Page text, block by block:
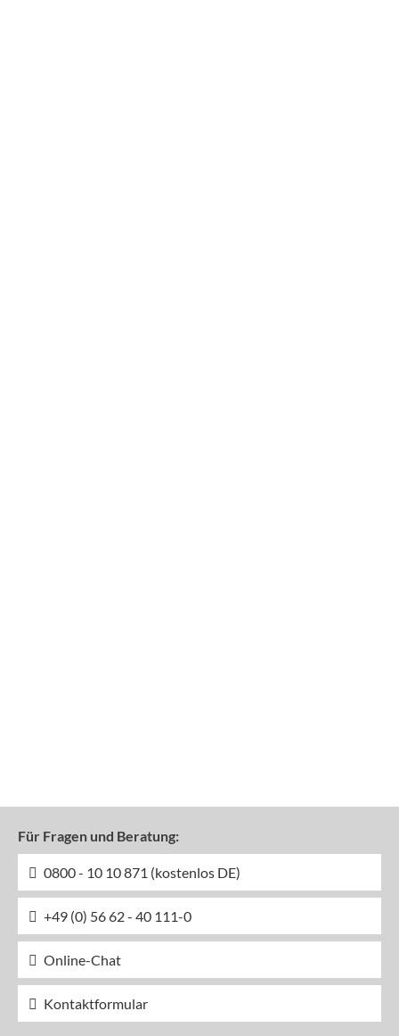
Für Fragen und Beratung:
0800 - 10 10 871 (kostenlos DE)
+49 (0) 56 62 - 40 111-0
Online-Chat
Kontaktformular